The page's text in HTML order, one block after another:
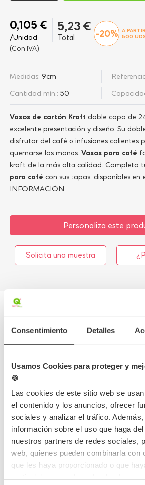
Consentimiento Detalles
Usamos Cookies para proteger y
🍪
Las cookies de este sitio web se
el contenido y los anuncios, ofrecer
sociales y analizar el tráfico.
información sobre el uso que haga
nuestros partners de redes sociales,
web, quienes pueden combinarla con
que les haya proporcionado o que
0,105 €
/Unidad
(Con IVA)
5,23 €
Total -20% A PARTIR
500 UDS
Vasos de cartón Kraft doble capa de
excelente presentación y diseño. Su
disfrutar del café o infusiones calientes
quemarse las manos. Vasos para café
kraft de la más alta calidad. Completa
para café con sus tapas, disponibles en
INFORMACIÓN.
Medidas: 9cm
Cantidad mín.: 50
Personaliza este
Solicita una muestra
Más información
Opiniones
Preguntas frecuentes
Completa tu